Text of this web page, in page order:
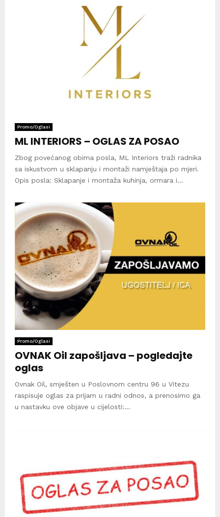
Promo/Oglasi
ML INTERIORS – OGLAS ZA POSAO
Zbog povećanog obima posla, ML Interiors traži radnika
sa iskustvom u sklapanju i montaži namještaja po mjeri.
Opis posla: Sklapanje i montaža kuhinja, ormara i...
Promo/Oglasi
OVNAK Oil zapošljava – pogledajte
oglas
Ovnak Oil, smješten u Poslovnom centru 96 u Vitezu
raspisuje oglas za prijam u radni odnos, a prenosimo ga
u nastavku ove objave u cijelosti:...